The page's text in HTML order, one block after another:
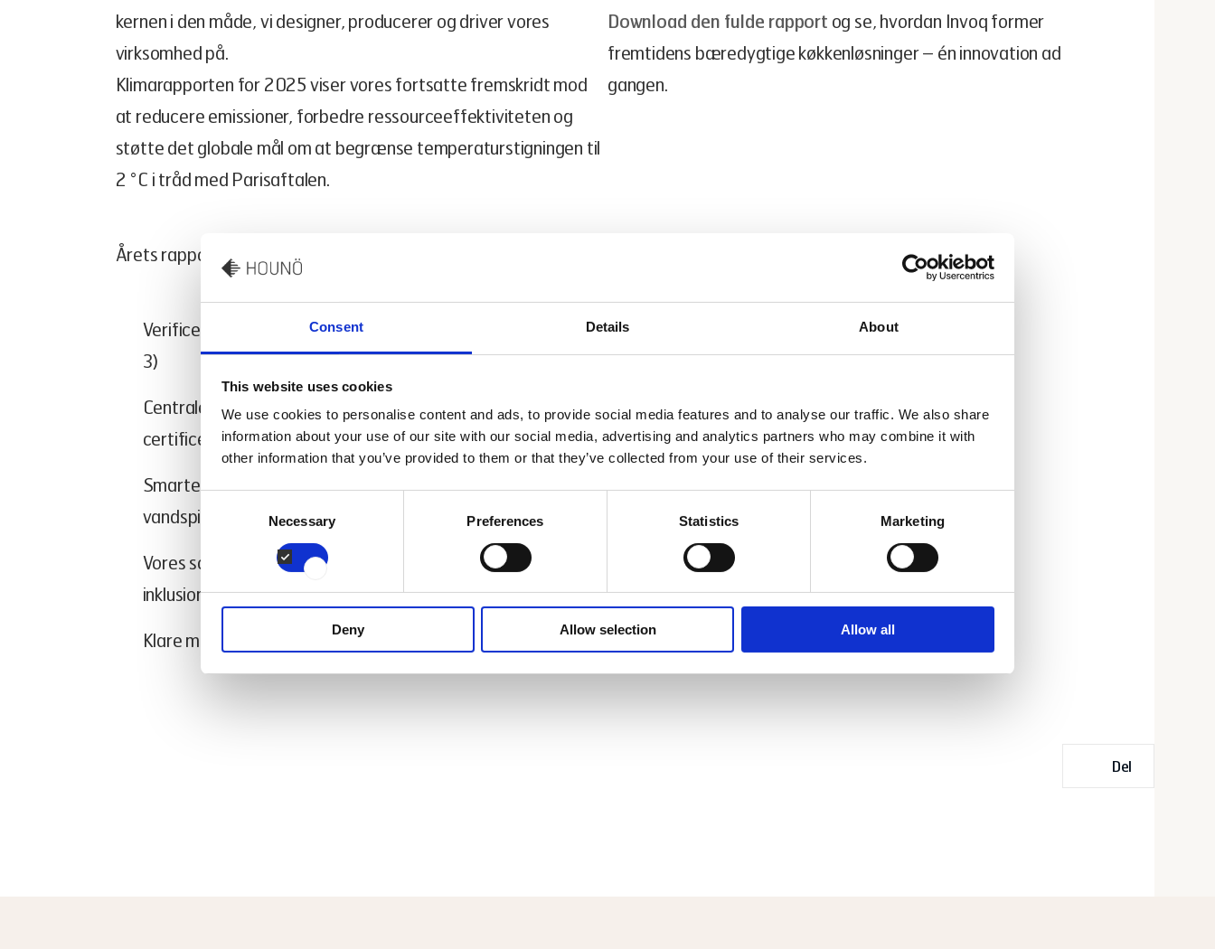
Consent Details About
This website uses cookies
We use cookies to personalise content and ads, to provide social media features and to analyse our traffic. We also share
information about your use of our site with our social media, advertising and analytics partners who may combine it with
other information that you’ve provided to them or that they’ve collected from your use of their services.
Necessary Preferences Statistics Marketing
Deny Allow selection Allow all
kernen i den måde, vi designer, producerer og driver vores
virksomhed på.
Klimarapporten for 2025 viser vores fortsatte fremskridt mod
at reducere emissioner, forbedre ressourceeffektiviteten og
støtte det globale mål om at begrænse temperaturstigningen til
2 °C i tråd med Parisaftalen.
Årets rapport indeholder bl.a.:
Verificerede drivhusgasudledninger for 2023 (Scope 1, 2 og
3)
Centrale milepæle som ENERGY STAR®- og ISO-
certificeringer
Smarte ovnteknologier, der reducerer energiforbrug,
vandspild og madspild
Vores sociale ansvar, herunder medarbejdertrivsel og
inklusion
Klare målsætninger for 2025 og fremad
Download den fulde rapport og se, hvordan Invoq former
fremtidens bæredygtige køkkenløsninger – én innovation ad
gangen.
Del